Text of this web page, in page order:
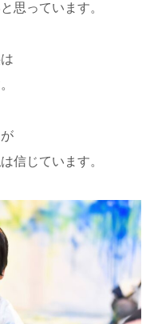
思っています。
信じています。